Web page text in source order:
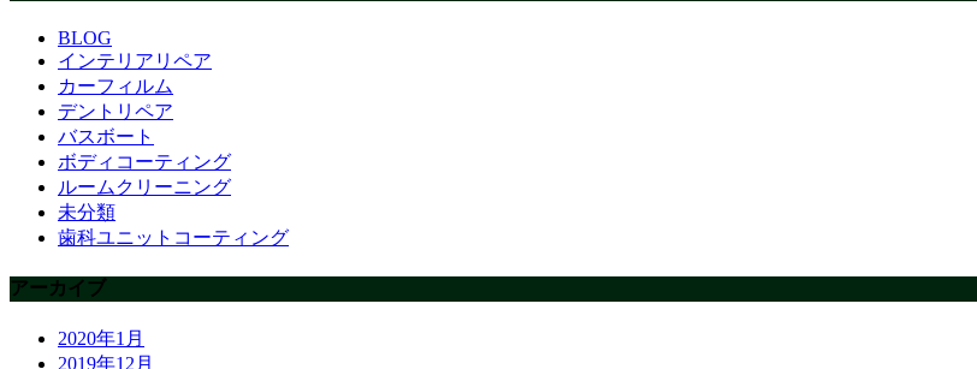
BLOG
インテリアリペア
カーフィルム
デントリペア
バスボート
ボディコーティング
ルームクリーニング
未分類
歯科ユニットコーティング
アーカイブ
2020年1月
2019年12月